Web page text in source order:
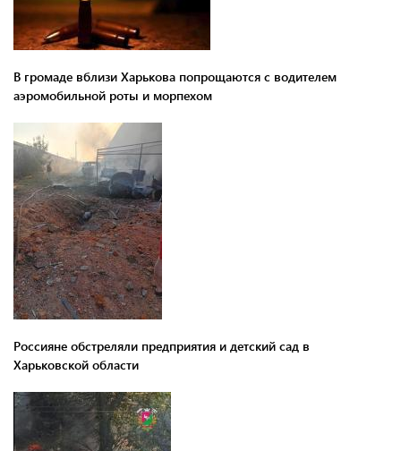
В громаде вблизи Харькова попрощаются с водителем
аэромобильной роты и морпехом
Россияне обстреляли предприятия и детский сад в
Харьковской области